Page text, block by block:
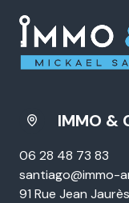
IMMO &
06 28 48 73 83
santiago@immo-
91 Rue Jean